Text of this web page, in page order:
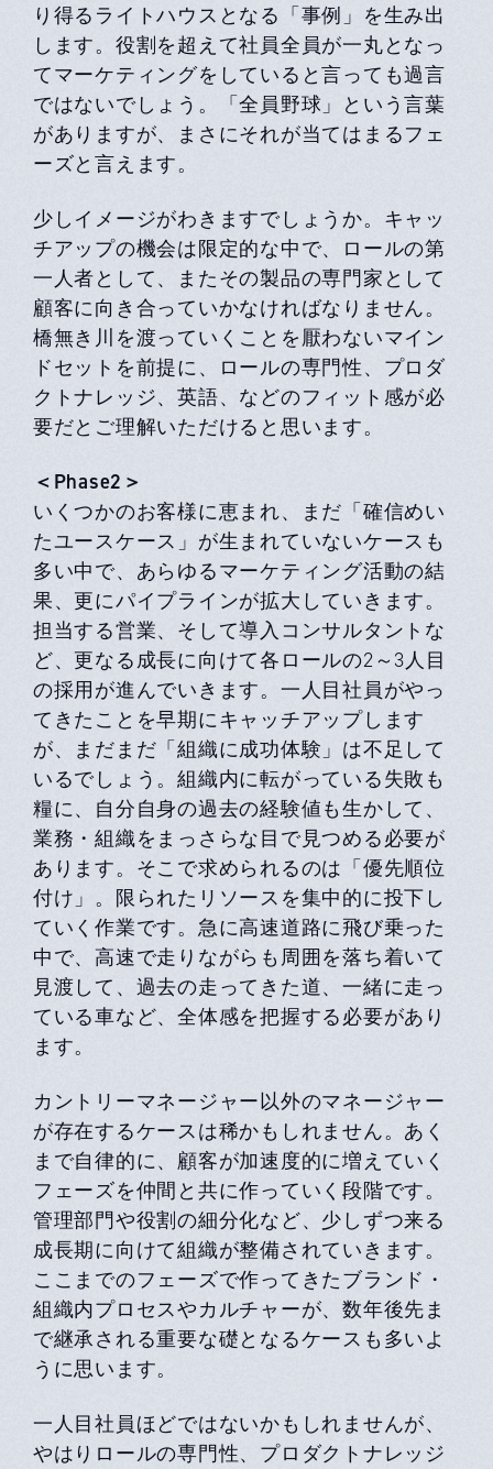
り得るライトハウスとなる「事例」を生み出
します。役割を超えて社員全員が一丸となっ
てマーケティングをしていると言っても過言
ではないでしょう。「全員野球」という言葉
がありますが、まさにそれが当てはまるフェ
ーズと言えます。
少しイメージがわきますでしょうか。キャッ
チアップの機会は限定的な中で、ロールの第
一人者として、またその製品の専門家として
顧客に向き合っていかなければなりません。
橋無き川を渡っていくことを厭わないマイン
ドセットを前提に、ロールの専門性、プロダ
クトナレッジ、英語、などのフィット感が必
要だとご理解いただけると思います。
＜Phase2＞
いくつかのお客様に恵まれ、まだ「確信めい
たユースケース」が生まれていないケースも
多い中で、あらゆるマーケティング活動の結
果、更にパイプラインが拡大していきます。
担当する営業、そして導入コンサルタントな
ど、更なる成長に向けて各ロールの2～3人目
の採用が進んでいきます。一人目社員がやっ
てきたことを早期にキャッチアップします
が、まだまだ「組織に成功体験」は不足して
いるでしょう。組織内に転がっている失敗も
糧に、自分自身の過去の経験値も生かして、
業務・組織をまっさらな目で見つめる必要が
あります。そこで求められるのは「優先順位
付け」。限られたリソースを集中的に投下し
ていく作業です。急に高速道路に飛び乗った
中で、高速で走りながらも周囲を落ち着いて
見渡して、過去の走ってきた道、一緒に走っ
ている車など、全体感を把握する必要があり
ます。
カントリーマネージャー以外のマネージャー
が存在するケースは稀かもしれません。あく
まで自律的に、顧客が加速度的に増えていく
フェーズを仲間と共に作っていく段階です。
管理部門や役割の細分化など、少しずつ来る
成長期に向けて組織が整備されていきます。
ここまでのフェーズで作ってきたブランド・
組織内プロセスやカルチャーが、数年後先ま
で継承される重要な礎となるケースも多いよ
うに思います。
一人目社員ほどではないかもしれませんが、
やはりロールの専門性、プロダクトナレッジ